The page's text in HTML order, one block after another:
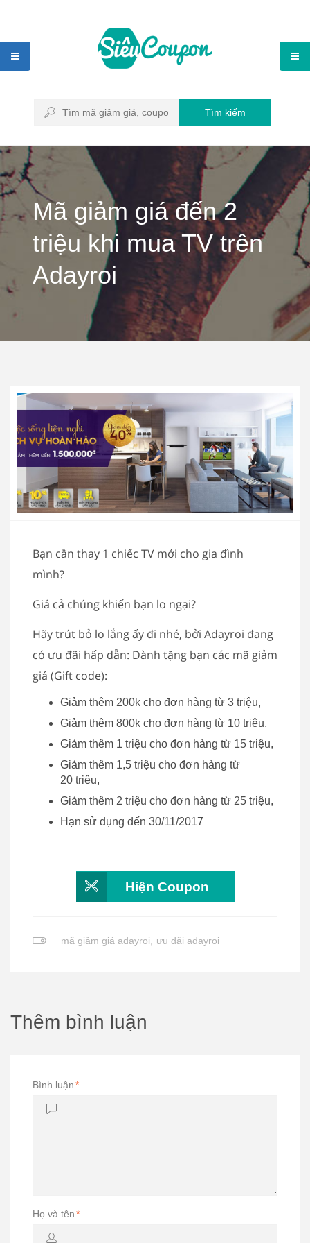
Tìm kiếm
Mã giảm giá đến 2
triệu khi mua TV trên
Adayroi
Bạn cần thay 1 chiếc TV mới cho gia đình
mình?
Giá cả chúng khiến bạn lo ngại?
Hãy trút bỏ lo lắng ấy đi nhé, bởi Adayroi đang
có ưu đãi hấp dẫn: Dành tặng bạn các mã giảm
giá (Gift code):
Giảm thêm 200k cho đơn hàng từ 3 triệu,
Giảm thêm 800k cho đơn hàng từ 10 triệu,
Giảm thêm 1 triệu cho đơn hàng từ 15 triệu,
Giảm thêm 1,5 triệu cho đơn hàng từ
20 triệu,
Giảm thêm 2 triệu cho đơn hàng từ 25 triệu,
Hạn sử dụng đến 30/11/2017
Hiện Coupon
mã giảm giá adayroi, ưu đãi adayroi
Thêm bình luận
Bình luận*
Họ và tên*